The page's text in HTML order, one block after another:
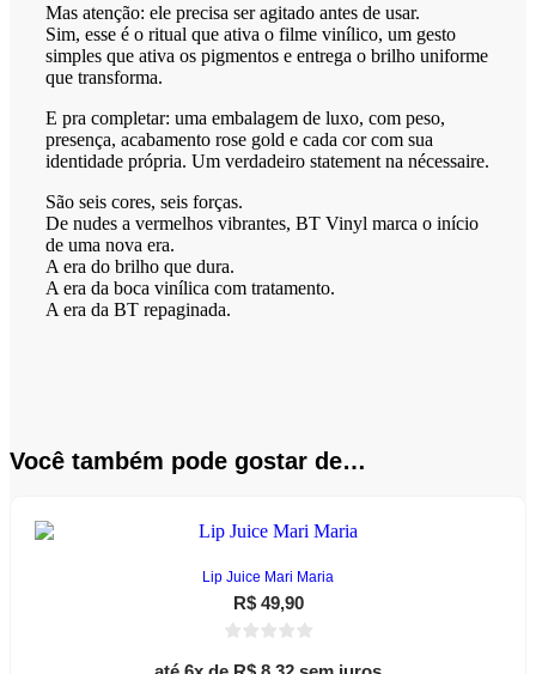
Mas atenção: ele precisa ser agitado antes de usar.
Sim, esse é o ritual que ativa o filme vinílico, um gesto
simples que ativa os pigmentos e entrega o brilho uniforme
que transforma.
E pra completar: uma embalagem de luxo, com peso,
presença, acabamento rose gold e cada cor com sua
identidade própria. Um verdadeiro statement na nécessaire.
São seis cores, seis forças.
De nudes a vermelhos vibrantes, BT Vinyl marca o início
de uma nova era.
A era do brilho que dura.
A era da boca vinílica com tratamento.
A era da BT repaginada.
Você também pode gostar de…
Lip Juice Mari Maria
R$49,90